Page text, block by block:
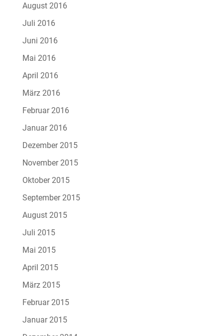
August 2016
Juli 2016
Juni 2016
Mai 2016
April 2016
März 2016
Februar 2016
Januar 2016
Dezember 2015
November 2015
Oktober 2015
September 2015
August 2015
Juli 2015
Mai 2015
April 2015
März 2015
Februar 2015
Januar 2015